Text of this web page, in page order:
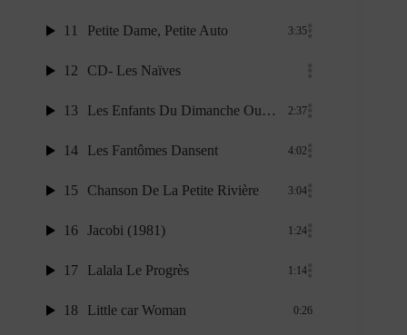
11 Petite Dame, Petite Auto 3:35
12 CD- Les Naïves
13 Les Enfants Du Dimanche Ou L’amour Divorcé 2:37
14 Les Fantômes Dansent 4:02
15 Chanson De La Petite Rivière 3:04
16 Jacobi (1981) 1:24
17 Lalala Le Progrès 1:14
18 Little car Woman 0:26